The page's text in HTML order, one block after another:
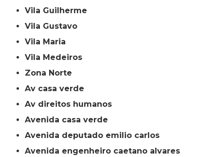
Vila Guilherme
Vila Gustavo
Vila Maria
Vila Medeiros
Zona Norte
av casa verde
av direitos humanos
avenida casa verde
avenida deputado emilio carlos
avenida engenheiro caetano alvares